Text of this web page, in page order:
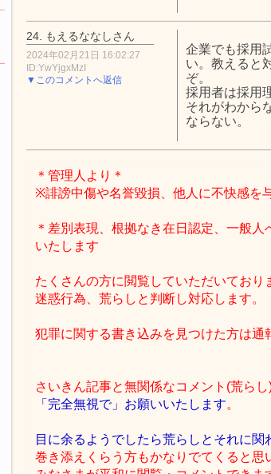
24. もえるななしさん
2024年02月21日 16:02:27
ID:YwYjgxMzI
▼このコメントへ返信
企業でも採用
い。教えると
ぞ。
採用者は採用
それがわから
ならない。
＊管理人より＊
※誹謗中傷や名誉毀損、他人に不快感を
＊差別表現、根拠なき在日認定、一般
いたします
たくさんの方に閲覧していただいており
迷惑行為、荒らしと判断し対応します。
犯罪に関する書き込みを見つけた方は通
さいきん記事と無関係なコメント(荒ら
「完全無視で」お願いいたします。
目に余るようでしたら荒らしとそれに関
巻き添えくらう方もかなりでてくると思